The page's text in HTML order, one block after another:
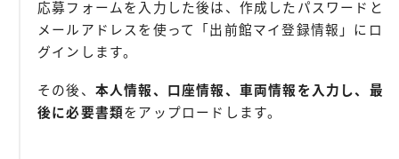
応募フォームを入力した後は、作成したパスワードと
メールアドレスを使って「出前館マイ登録情報」にロ
グインします。
その後、 本人情報、口座情報、車両情報を入力し、最
後に必要書類をアップロードします。